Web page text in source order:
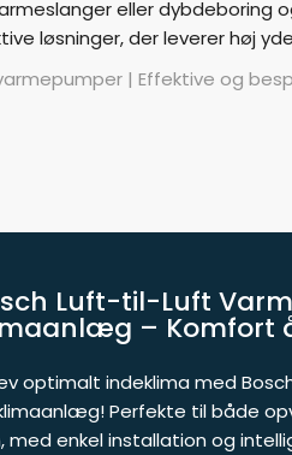
eller dybdeboring
løsninger, der leverer høj
| Effektive og
Luft-til-Luft
– Komfort
optimalt indeklima med
Perfekte til både
med enkel installation og